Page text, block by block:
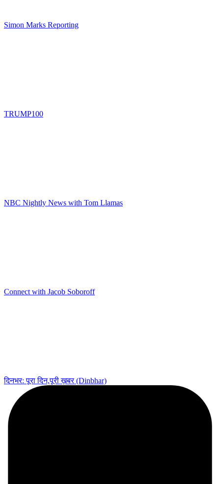
Simon Marks Reporting
TRUMP100
NBC Nightly News with Tom Llamas
Connect with Jacob Soboroff
दिनभर: पूरा दिन,पूरी ख़बर (Dinbhar)